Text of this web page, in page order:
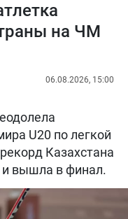
на ЧМ
06.08.2026, 15:00
U20 по легкой
Казахстана
и вышла в финал.